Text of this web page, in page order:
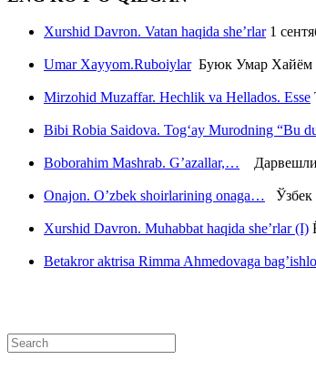
Xurshid Davron. Vatan haqida she’rlar1
Umar Xayyom.RuboiylarБуюк Умар Хайём
Mirzohid Muzaffar. Hechlik va Hellados. Esse
Bibi Robia Saidova. Tog‘ay Murodning “Bu
Boborahim Mashrab. G’azallar,…
Onajon. O’zbek shoirlarining onaga… Ўзбек
Xurshid Davron. Muhabbat haqida she’rlar (I)
Betakror aktrisa Rimma Ahmedovaga